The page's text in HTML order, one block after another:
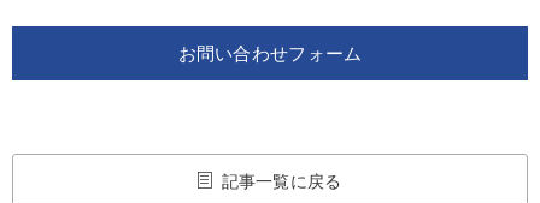
お問い合わせフォーム
記事一覧に戻る